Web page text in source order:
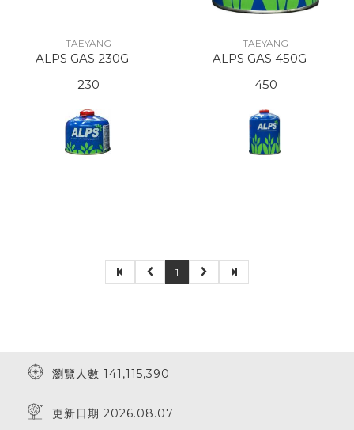
TAEYANG
ALPS GAS 230G --
230
TAEYANG
ALPS GAS 450G --
450
1
瀏覽人數 141,115,390
更新日期 2026.08.07